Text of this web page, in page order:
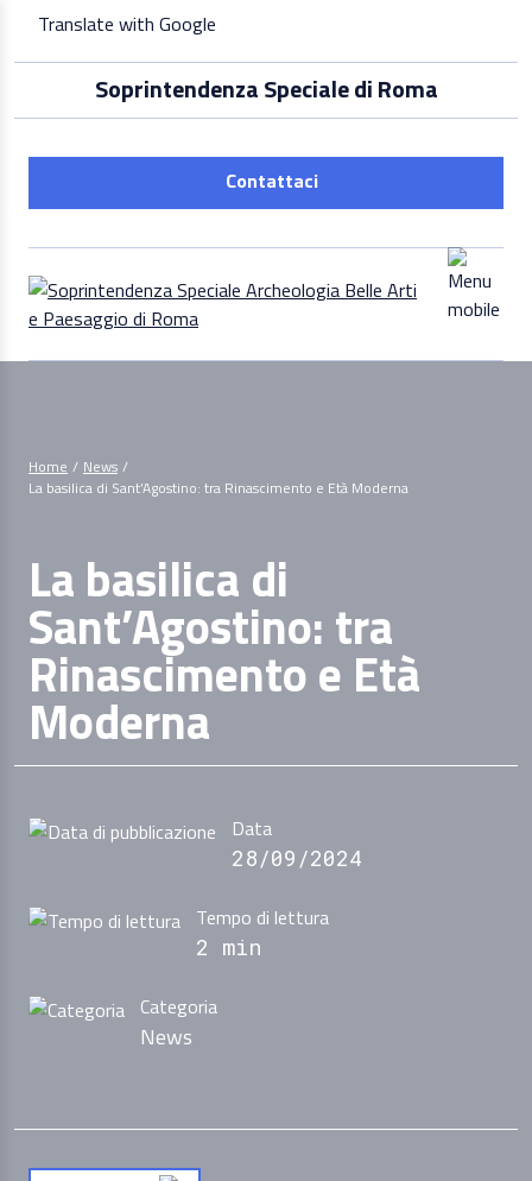
content
Translate with Google
Soprintendenza Speciale di Roma
Contattaci
Home / News /
La basilica di Sant’Agostino: tra Rinascimento e Età Moderna
La basilica di
Sant’Agostino: tra
Rinascimento e Età
Moderna
Data
28/09/2024
Tempo di lettura
2 min
Categoria
News